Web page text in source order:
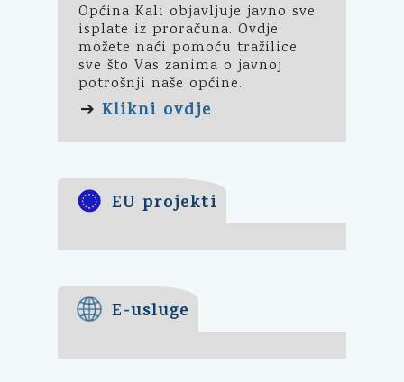
Općina Kali objavljuje javno sve
isplate iz proračuna. Ovdje
možete naći pomoću tražilice
sve što Vas zanima o javnoj
potrošnji naše općine.
➔ Klikni ovdje
EU projekti
E-usluge